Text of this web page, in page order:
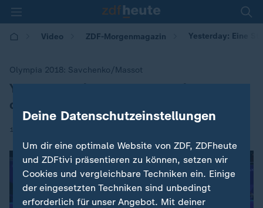
Video ZDF-Morgenmagazin Yesterday: Eine
Olympia 2018: Savchenko/Massot
:
Yesterday: Eine Sternstunde im
deutschen Paarlauf
16.02.2026 | 05:30
Deine Datenschutzeinstellungen
Um dir eine optimale Website von ZDF, ZDFheute
und ZDFtivi präsentieren zu können, setzen wir
Cookies und vergleichbare Techniken ein. Einige
der eingesetzten Techniken sind unbedingt
erforderlich für unser Angebot. Mit deiner